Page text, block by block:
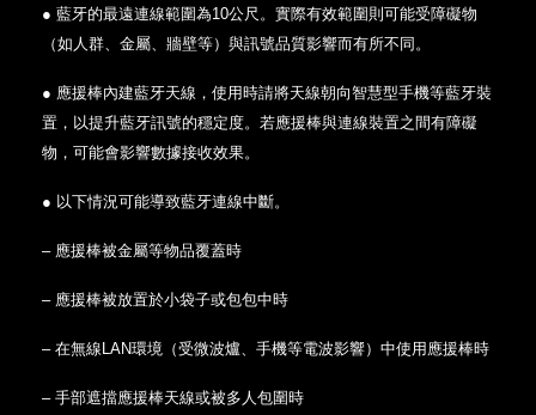
● 藍牙的最遠連線範圍為10公尺。實際有效範圍則可能受障礙物
（如人群、金屬、牆壁等）與訊號品質影響而有所不同。
● 應援棒內建藍牙天線，使用時請將天線朝向智慧型手機等藍牙裝
置，以提升藍牙訊號的穩定度。若應援棒與連線裝置之間有障礙
物，可能會影響數據接收效果。
● 以下情況可能導致藍牙連線中斷。
– 應援棒被金屬等物品覆蓋時
– 應援棒被放置於小袋子或包包中時
– 在無線LAN環境（受微波爐、手機等電波影響）中使用應援棒時
– 手部遮擋應援棒天線或被多人包圍時